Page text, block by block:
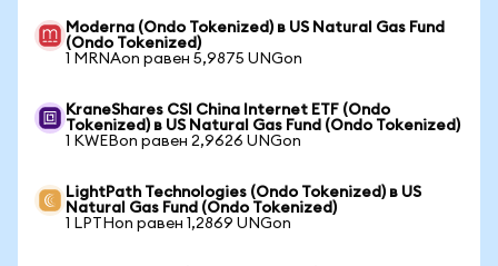
Moderna (Ondo Tokenized) в US Natural Gas Fund
(Ondo Tokenized)
1 MRNAon равен 5,9875 UNGon
KraneShares CSI China Internet ETF (Ondo
Tokenized) в US Natural Gas Fund (Ondo Tokenized)
1 KWEBon равен 2,9626 UNGon
LightPath Technologies (Ondo Tokenized) в US
Natural Gas Fund (Ondo Tokenized)
1 LPTHon равен 1,2869 UNGon